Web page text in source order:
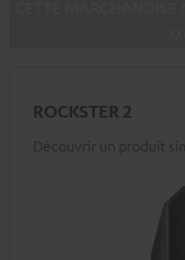
ROCKSTER 2
Découvrir un produit